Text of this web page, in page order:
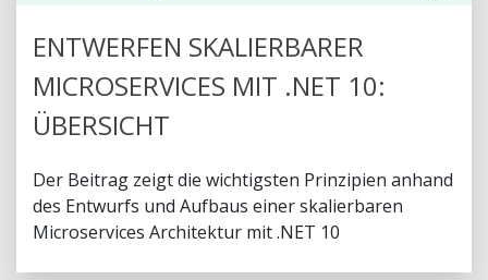
ENTWERFEN SKALIERBARER
MICROSERVICES MIT .NET 10:
ÜBERSICHT
Der Beitrag zeigt die wichtigsten Prinzipien anhand
des Entwurfs und Aufbaus einer skalierbaren
Microservices Architektur mit .NET 10